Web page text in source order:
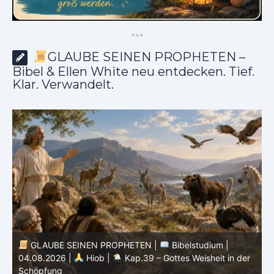
***
GLAUBE SEINEN PROPHETEN –
Bibel & Ellen White neu entdecken. Tief.
Klar. Verwandelt.
GLAUBE SEINEN PROPHETEN |
Bibelstudium |
03.08.2026 |
Hiob |
Kap.38 – Gott antwortet aus
dem Sturm